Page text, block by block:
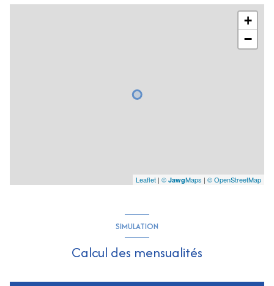
+
−
Leaflet | © JawgMaps | © OpenStreetMap
SIMULATION
Calcul des mensualités